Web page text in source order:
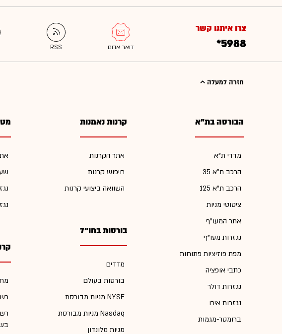
צרו איתנו קשר
*5988
חזרה למעלה
הבורסה בת"א
מדדי ת"א
הרכב ת"א 35
הרכב ת"א 125
ציטוטי מניות
אתר המעו"ף
נגזרות מעו"ף
מפת פוזיציות פתוחות
כתבי אופציה
נגזרות דולר
נגזרות אירו
ברומטר-מגמות
קרנות נאמנות
אתר הקרנות
חיפוש קרנות
השוואה ביצועי קרנות
בורסות בחו"ל
מדדים
בורסות בעולם
מניות מבורסת NYSE
מניות מבורסת Nasdaq
מניות מלונדון